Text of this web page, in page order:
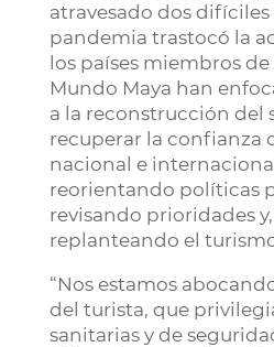
atravesado dos difíciles
pandemia trastocó la
los países miembros
Mundo Maya han
a la reconstrucción del
recuperar la confianza
nacional e
reorientando políticas
revisando prioridades
replanteando el
“Nos estamos
del turista, que
sanitarias y de